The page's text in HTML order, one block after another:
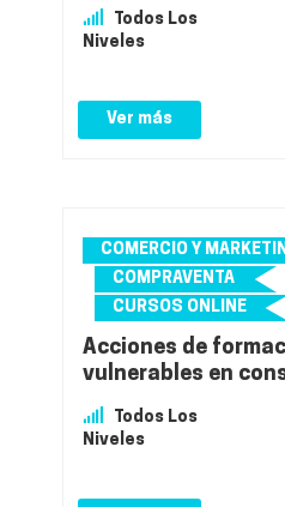
Todos Los
Niveles
Ver más
COMERCIO Y
COMPRAVENTA
CURSOS ONLINE
Acciones de
vulnerables en
Todos Los
Niveles